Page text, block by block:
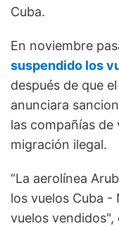
Cuba.
En noviembre
suspendido los
después de que
anunciara
las compañías
migración ilegal.
“La aerolínea
los vuelos Cuba -
vuelos vendidos",